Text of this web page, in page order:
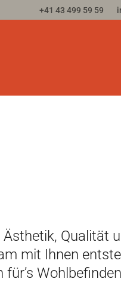
+41 43 499 59 59
Qualität
mit Ihnen
für’s